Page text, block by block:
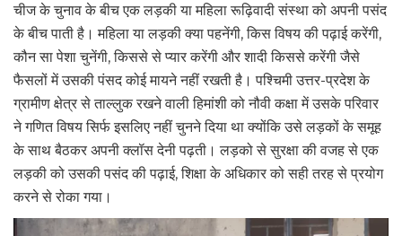
चीज के चुनाव के बीच एक लड़की या महिला रूढ़िवादी संस्था को अपनी पसंद
के बीच पाती है। महिला या लड़की क्या पहनेंगी, किस विषय की पढ़ाई करेंगी,
कौन सा पेशा चुनेंगी, किससे से प्यार करेंगी और शादी किससे करेंगी जैसे
फैसलों में उसकी पंसद कोई मायने नहीं रखती है। पश्चिमी उत्तर-प्रदेश के
ग्रामीण क्षेत्र से ताल्लुक रखने वाली हिमांशी को नौवी कक्षा में उसके परिवार
ने गणित विषय सिर्फ इसलिए नहीं चुनने दिया था क्योंकि उसे लड़कों के समूह
के साथ बैठकर अपनी क्लॉस देनी पढ़ती। लड़को से सुरक्षा की वजह से एक
लड़की को उसकी पसंद की पढ़ाई, शिक्षा के अधिकार को सही तरह से प्रयोग
करने से रोका गया।